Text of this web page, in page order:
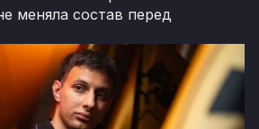
меняла состав перед